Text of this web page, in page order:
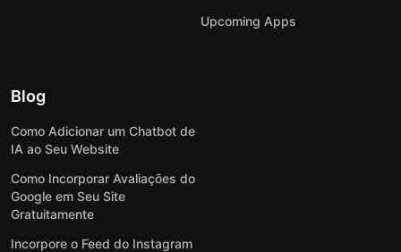
Upcoming Apps
Blog
Como Adicionar um Chatbot de
IA ao Seu Website
Como Incorporar Avaliações do
Google em Seu Site
Gratuitamente
Incorpore o Feed do Instagram